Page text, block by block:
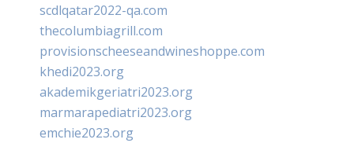
scdlqatar2022-qa.com
thecolumbiagrill.com
provisionscheeseandwineshoppe.com
khedi2023.org
akademikgeriatri2023.org
marmarapediatri2023.org
emchie2023.org